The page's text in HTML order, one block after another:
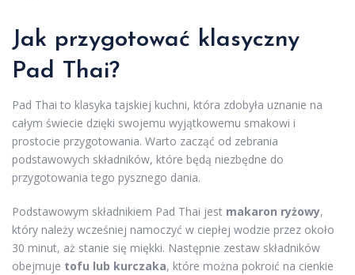
Jak przygotować klasyczny
Pad Thai?
Pad Thai to klasyka tajskiej kuchni, która zdobyła uznanie na
całym świecie dzięki swojemu wyjątkowemu smakowi i
prostocie przygotowania. Warto zacząć od zebrania
podstawowych składników, które będą niezbędne do
przygotowania tego pysznego dania.
Podstawowym składnikiem Pad Thai jest makaron ryżowy,
który należy wcześniej namoczyć w ciepłej wodzie przez około
30 minut, aż stanie się miękki. Następnie zestaw składników
obejmuje tofu lub kurczaka, które można pokroić na cienkie